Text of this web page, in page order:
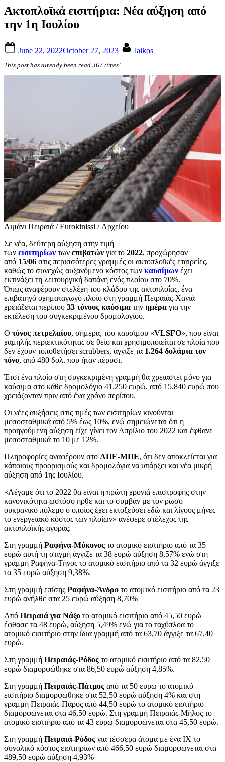
Ακτοπλοϊκά εισιτήρια: Νέα αύξηση από
την 1η Ιουλίου
on
June 22, 2022October 27, 2023 laikos
This post has already been read 367 times!
Λιμάνι Πειραιά / Eurokinissi / Αρχείου
Σε νέα, δεύτερη αύξηση στην τιμή
των εισιτηρίων των επιβατών για το 2022, προχώρησαν
από 15/06 στις περισσότερες γραμμές οι ακτοπλοϊκές εταιρείες,
καθώς το συνεχώς αυξανόμενο κόστος των καυσίμων έχει
εκτινάξει τη λειτουργική δαπάνη ενός πλοίου στο 70%.
Όπως αναφέρουν στελέχη του κλάδου της ακτοπλοΐας, ένα
επιβατηγό οχηματαγωγό πλοίο στη γραμμή Πειραιάς-Χανιά
χρειάζεται περίπου 33 τόνους καύσιμα την ημέρα για την
εκτέλεση του συγκεκριμένου δρομολογίου.
Ο τόνος πετρελαίου, σήμερα, του καυσίμου «VLSFO», που είναι
χαμηλής περιεκτικότητας σε θείο και χρησιμοποιείται σε πλοία που
δεν έχουν τοποθετήσει scrubbers, άγγιξε τα 1.264 δολάρια τον
τόνο, από 480 δολ. που ήταν πέρυσι.
Έτσι ένα πλοίο στη συγκεκριμένη γραμμή θα χρειαστεί μόνο για
καύσιμα στο κάθε δρομολόγιο 41.250 ευρώ, από 15.840 ευρώ που
χρειάζονταν πριν από ένα χρόνο περίπου.
Οι νέες αυξήσεις στις τιμές των εισιτηρίων κινούνται
μεσοσταθμικά από 5% έως 10%, ενώ σημειώνεται ότι η
προηγούμενη αύξηση είχε γίνει τον Απρίλιο του 2022 και έφθανε
μεσοσταθμικά το 10 με 12%.
Πληροφορίες αναφέρουν στο ΑΠΕ-ΜΠΕ, ότι δεν αποκλείεται για
κάποιους προορισμούς και δρομολόγια να υπάρξει και νέα μικρή
αύξηση από 1ης Ιουλίου.
«Λέγαμε ότι το 2022 θα είναι η πρώτη χρονιά επιστροφής στην
κανονικότητα ωστόσο ήρθε και το συμβάν με τον ρωσο –
ουκρανικό πόλεμο ο οποίος έχει εκτοξεύσει εδώ και λίγους μήνες
το ενεργειακό κόστος των πλοίων» ανέφερε στέλεχος της
ακτοπλοϊκής αγοράς.
Στη γραμμή Ραφήνα-Μύκονος το ατομικό εισιτήριο από τα 35
ευρώ αυτή τη στιγμή άγγιξε τα 38 ευρώ αύξηση 8,57% ενώ στη
γραμμή Ραφήνα-Τήνος το ατομικό εισιτήριο από τα 32 ευρώ άγγιξε
τα 35 ευρώ αύξηση 9,38%.
Στη γραμμή επίσης Ραφήνα-Άνδρο το ατομικό εισιτήριο από τα 23
ευρώ ανήλθε στα 25 ευρώ αύξηση 8,70%
Από Πειραιά για Νάξο το ατομικό εισιτήριο από 45,50 ευρώ
έφθασε τα 48 ευρώ, αύξηση 5,49% ενώ για το ταχύπλοα το
ατομικό εισιτήριο στην ίδια γραμμή από τα 63,70 άγγιξε τα 67,40
ευρώ.
Στη γραμμή Πειραιάς-Ρόδος το ατομικό εισιτήριο από τα 82,50
ευρώ διαμορφώθηκε στα 86,50 ευρώ αύξηση 4,85%.
Στη γραμμή Πειραιάς-Πάτμος από τα 50 ευρώ το ατομικό
εισιτήριο διαμορφώθηκε στα 52,50 ευρώ αύξηση 4% και στη
γραμμή Πειραιάς-Πάρος από 44,50 ευρώ το ατομικό εισιτήριο
διαμορφώνεται στα 46,50 ευρώ. Στη γραμμή Πειραιάς-Μήλος το
ατομικό εισιτήριο από τα 43 ευρώ διαμορφώνεται στα 45,50 ευρώ.
Στη γραμμή Πειραιά-Ρόδος για τέσσερα άτομα με ένα ΙΧ το
συνολικό κόστος εισιτηρίων από 466,50 ευρώ διαμορφώνεται στα
489,50 ευρώ αύξηση 4,93%